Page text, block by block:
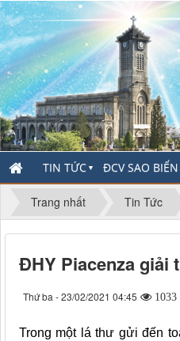
TIN TỨC ▼ ĐCV SAO BIỂN
Trang nhất Tin Tức
ĐHY Piacenza giải
Thứ ba - 23/02/2021 04:45 1033
Trong một lá thư gửi đến